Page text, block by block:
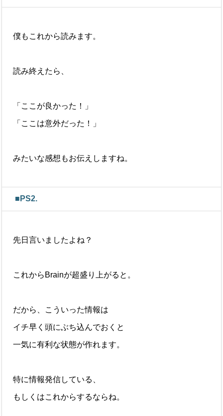
僕もこれから読みます。
読み終えたら、
「ここが良かった！」
「ここは意外だった！」
みたいな感想もお伝えしますね。
■PS2.
先日言いましたよね？
これからBrainが超盛り上がると。
だから、こういった情報は
イチ早く頭にぶち込んでおくと
一気に有利な状態が作れます。
特に情報発信している、
もしくはこれからするならね。